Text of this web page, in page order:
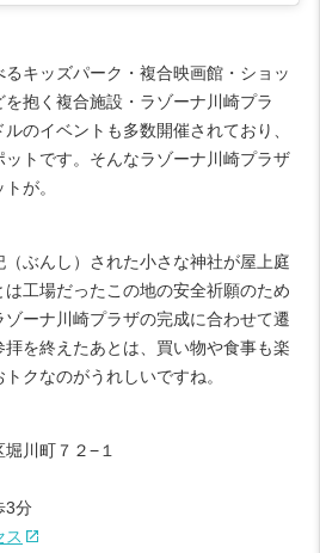
キッズパーク・複合映画館・ショッ
抱く複合施設・ラゾーナ川崎プラ
のイベントも多数開催されており、
トです。そんなラゾーナ川崎プラザ
が。
ぶんし）された小さな神社が屋上庭
工場だったこの地の安全祈願のため
ーナ川崎プラザの完成に合わせて遷
を終えたあとは、買い物や食事も楽
クなのがうれしいですね。
川町７２−１
3分
ス